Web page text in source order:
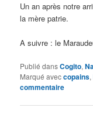
Un an après notre
la mère patrie.
A suivre : le
Publié dansCogito,
Marqué aveccopains,
commentaire